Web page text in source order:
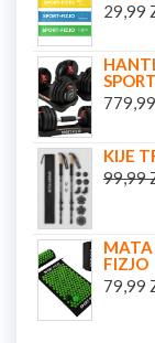
29,99
779,99
KIJE
99,99
MATA
FIZJO
79,99